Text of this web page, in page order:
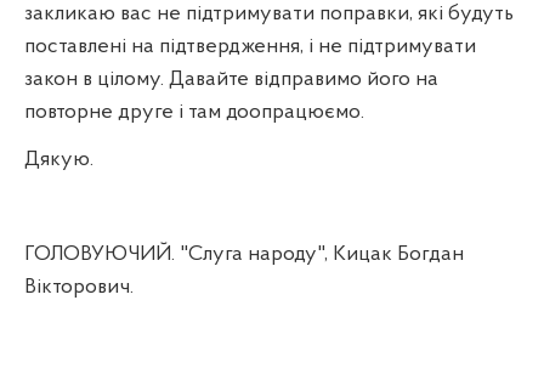
закликаю вас не підтримувати поправки, які будуть
поставлені на підтвердження, і не підтримувати
закон в цілому. Давайте відправимо його на
повторне друге і там доопрацюємо.
Дякую.
ГОЛОВУЮЧИЙ. "Слуга народу", Кицак Богдан
Вікторович.